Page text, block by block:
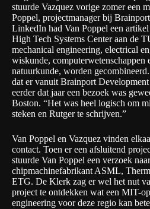
stuurde Vazquez vorige zomer een
Poppel, projectmanager bij
LinkedIn had Van Poppel een
High Tech Systems Center aan de
mechanical engineering, electrical
wiskunde, computerwetenschappen
natuurkunde, worden
dat er vanuit Brainport Development
eerder dat jaareen bezoek was
Boston. “Het was heel logisch om
steken en Rutger te schrijven.”
Van Poppel en Vazquez vinden
contact. Toen er een afsluitend
stuurde Van Poppel een verzoek
chipmachinefabrikantASML,
ETG. De Klerk zag er wel het nut
project te ontdekken wat een MIT-
engineering voor deze regio kan